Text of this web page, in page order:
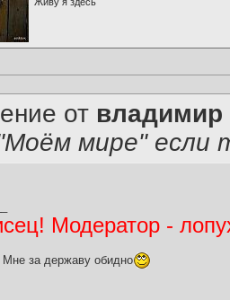
от владимир
мире" если
Модератор -
Мне за державу обидно